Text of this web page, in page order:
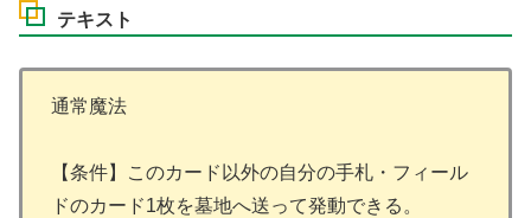
テキスト
通常魔法
【条件】このカード以外の自分の手札・フィール
ドのカード1枚を墓地へ送って発動できる。